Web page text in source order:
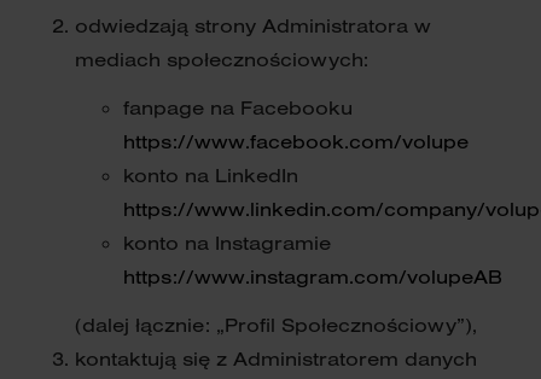
odwiedzają strony Administratora w
mediach społecznościowych:
fanpage na Facebooku
https://www.facebook.com/volupe
konto na LinkedIn
https://www.linkedin.com/company/
konto na Instagramie
https://www.instagram.com/volupeAB
(dalej łącznie: „Profil Społecznościowy”),
kontaktują się z Administratorem danych